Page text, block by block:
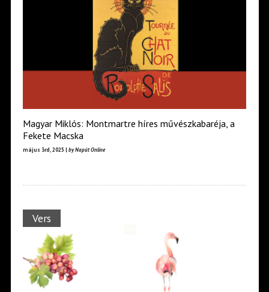
Magyar Miklós: Montmartre híres művészkabaréja, a
Fekete Macska
május 3rd, 2025 | by Napút Online
Vers